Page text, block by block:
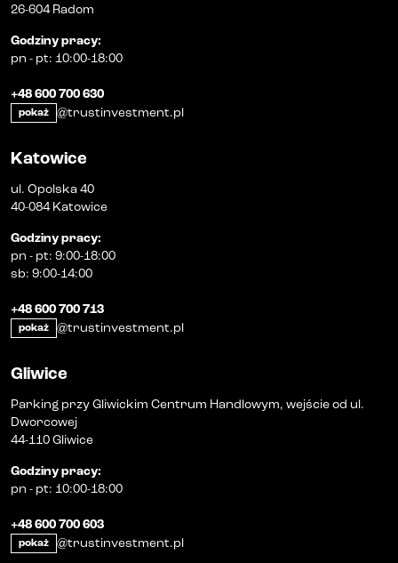
26-604 Radom
Godziny pracy:
pn - pt: 10:00-18:00
+48 600 700 630
pokaż @trustinvestment.pl
Katowice
ul. Opolska 40
40-084 Katowice
Godziny pracy:
pn - pt: 9:00-18:00
sb: 9:00-14:00
+48 600 700 713
pokaż @trustinvestment.pl
Gliwice
Parking przy Gliwickim Centrum Handlowym, wejście od ul.
Dworcowej
44-110 Gliwice
Godziny pracy:
pn - pt: 10:00-18:00
+48 600 700 603
pokaż @trustinvestment.pl